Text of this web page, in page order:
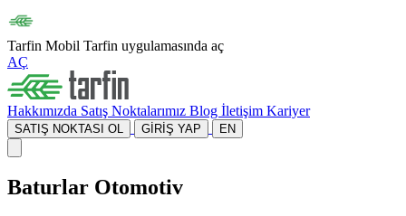
Tarfin Mobil Tarfin uygulamasında aç
AÇ
Hakkımızda Satış Noktalarımız Blog İletişim Kariyer
SATIŞ NOKTASI OL GİRİŞ YAP EN
Baturlar Otomotiv